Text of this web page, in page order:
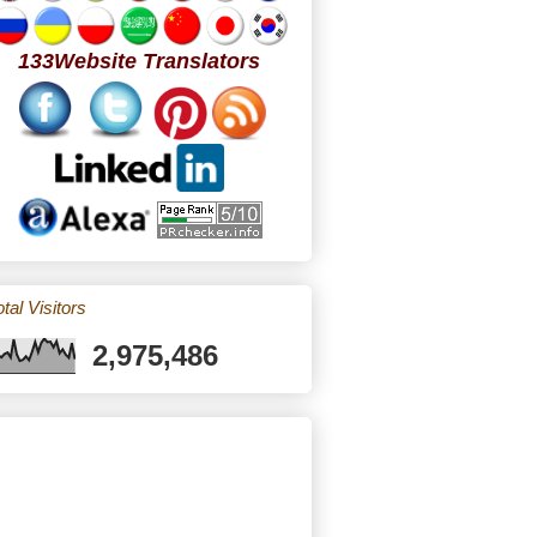
133Website Translators
Visitors
2,975,486